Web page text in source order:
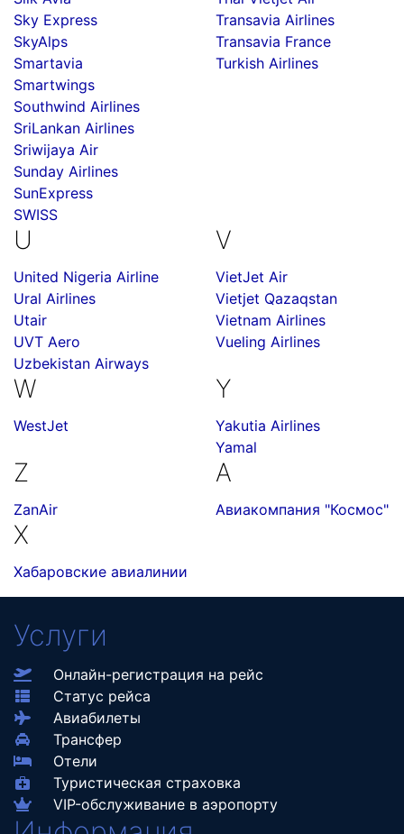
Sky Express
SkyAlps
Smartavia
Smartwings
Southwind Airlines
SriLankan Airlines
Sriwijaya Air
Sunday Airlines
SunExpress
SWISS
Transavia Airlines
Transavia France
Turkish Airlines
U
United Nigeria Airline
Ural Airlines
Utair
UVT Aero
Uzbekistan Airways
V
VietJet Air
Vietjet Qazaqstan
Vietnam Airlines
Vueling Airlines
W
WestJet
Y
Yakutia Airlines
Yamal
Z
ZanAir
А
Авиакомпания "Космос"
Х
Хабаровские авиалинии
Услуги
Онлайн-регистрация на рейс
Статус рейса
Авиабилеты
Трансфер
Отели
Туристическая страховка
VIP-обслуживание в аэропорту